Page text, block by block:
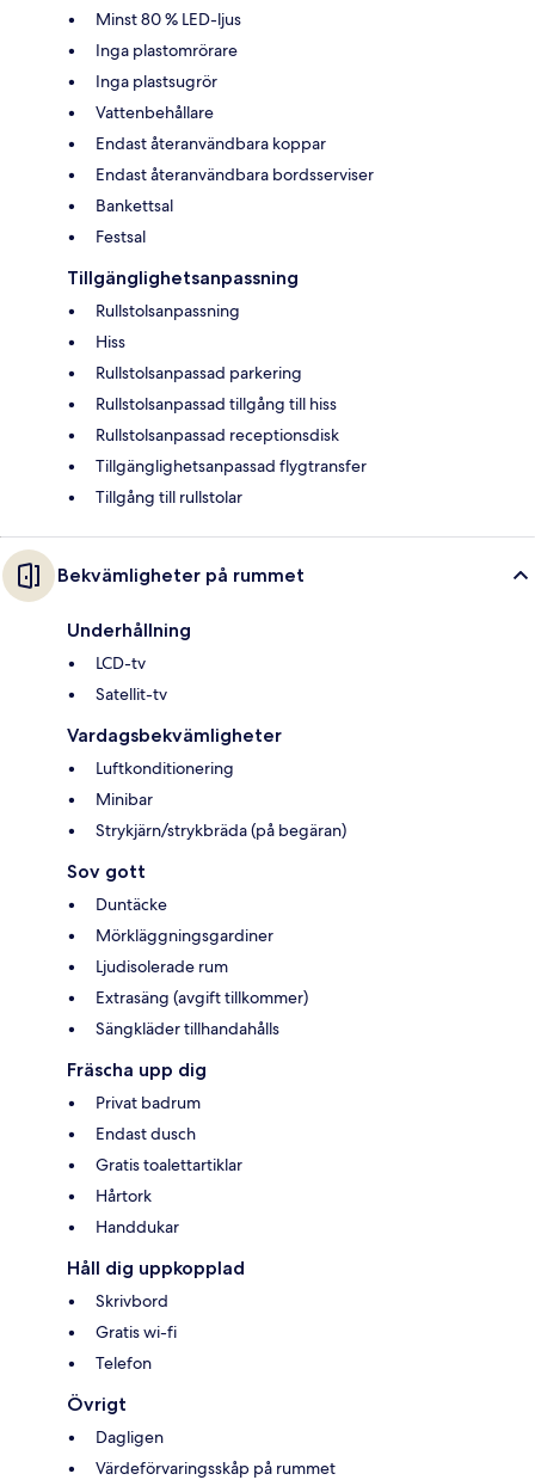
Minst 80 % LED-ljus
Inga plastomrörare
Inga plastsugrör
Vattenbehållare
Endast återanvändbara koppar
Endast återanvändbara bordsserviser
Bankettsal
Festsal
Tillgänglighetsanpassning
Rullstolsanpassning
Hiss
Rullstolsanpassad parkering
Rullstolsanpassad tillgång till hiss
Rullstolsanpassad receptionsdisk
Tillgänglighetsanpassad flygtransfer
Tillgång till rullstolar
Bekvämligheter på rummet
Underhållning
LCD-tv
Satellit-tv
Vardagsbekvämligheter
Luftkonditionering
Minibar
Strykjärn/strykbräda (på begäran)
Sov gott
Duntäcke
Mörkläggningsgardiner
Ljudisolerade rum
Extrasäng (avgift tillkommer)
Sängkläder tillhandahålls
Fräscha upp dig
Privat badrum
Endast dusch
Gratis toalettartiklar
Hårtork
Handdukar
Håll dig uppkopplad
Skrivbord
Gratis wi-fi
Telefon
Övrigt
Dagligen
Värdeförvaringsskåp på rummet